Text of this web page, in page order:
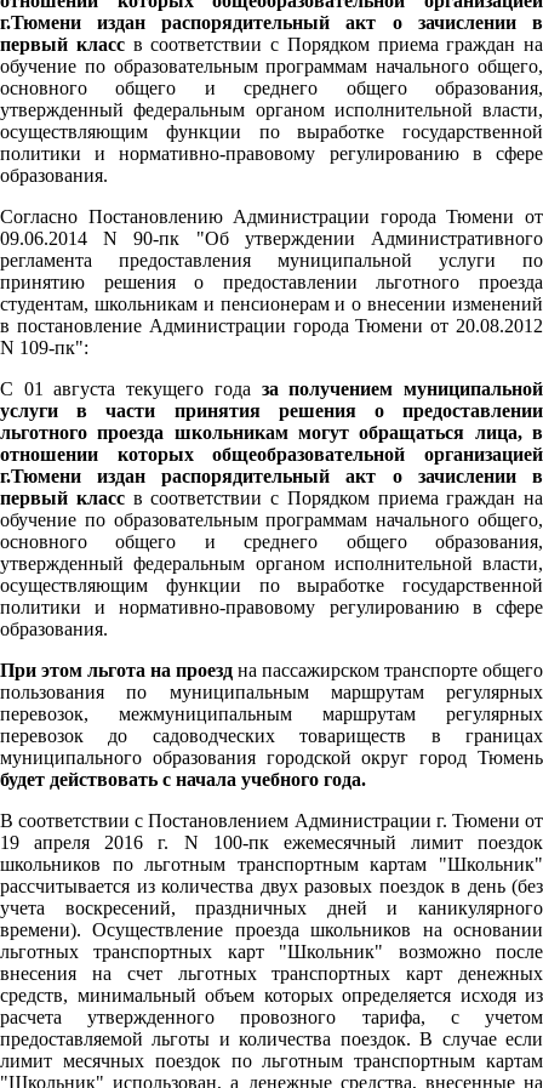
г.Тюмени издан распорядительный акт о зачислении в
первый классв соответствии с Порядком приема граждан на
обучение по образовательным программам начального общего,
основного общего и среднего общего образования,
утвержденный федеральным органом исполнительной власти,
осуществляющим функции по выработке государственной
политики и нормативно-правовому регулированию в сфере
образования.
Согласно Постановлению Администрации города Тюмени от
09.06.2014 N 90-пк "Об утверждении Административного
регламента предоставления муниципальной услуги по
принятию решения о предоставлении льготного проезда
студентам, школьникам и пенсионерам и о внесении изменений
в постановление Администрации города Тюмени от 20.08.2012
N 109-пк":
С 01 августа текущего года за получением муниципальной
услуги в части принятия решения о предоставлении
льготного проезда школьникам могут обращаться лица, в
отношении которых общеобразовательной организацией
г.Тюмени издан распорядительный акт о зачислении в
первый классв соответствии с Порядком приема граждан на
обучение по образовательным программам начального общего,
основного общего и среднего общего образования,
утвержденный федеральным органом исполнительной власти,
осуществляющим функции по выработке государственной
политики и нормативно-правовому регулированию в сфере
образования.
При этом льгота на проезд на пассажирском транспорте общего
пользования по муниципальным маршрутам регулярных
перевозок, межмуниципальным маршрутам регулярных
перевозок до садоводческих товариществ в границах
муниципального образования городской округ город Тюмень
будет действовать с начала учебного года.
В соответствии с Постановлением Администрации г. Тюмени от
19 апреля 2016 г. N 100-пк ежемесячный лимит поездок
школьников по льготным транспортным картам "Школьник"
рассчитывается из количества двух разовых поездок в день (без
учета воскресений, праздничных дней и каникулярного
времени). Осуществление проезда школьников на основании
льготных транспортных карт "Школьник" возможно после
внесения на счет льготных транспортных карт денежных
средств, минимальный объем которых определяется исходя из
расчета утвержденного провозного тарифа, с учетом
предоставляемой льготы и количества поездок. В случае если
лимит месячных поездок по льготным транспортным картам
"Школьник" использован, а денежные средства, внесенные на